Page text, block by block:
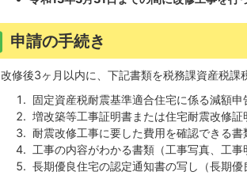
申請の手続き
改修後3ヶ月以内に、下記書類を税務課資産税課
固定資産税耐震基準適合住宅に係る減額申
増改築等工事証明書または住宅耐震改修証
耐震改修工事に要した費用を確認できる書
工事の内容がわかる書類（工事写真、工事
長期優良住宅の認定通知書の写し（長期優